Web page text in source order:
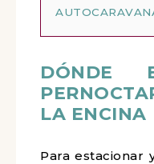
DÓNDE
LA ENCINA
Para estacionar